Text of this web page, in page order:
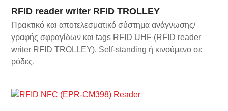
RFID reader writer RFID TROLLEY
Πρακτικό και αποτελεσματικό σύστημα ανάγνωσης/
γραφής σφραγίδων και tags RFID UHF (RFID reader
writer RFID TROLLEY). Self-standing ή κινούμενο σε
ρόδες.